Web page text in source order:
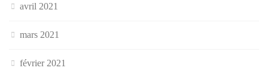
avril 2021
mars 2021
février 2021